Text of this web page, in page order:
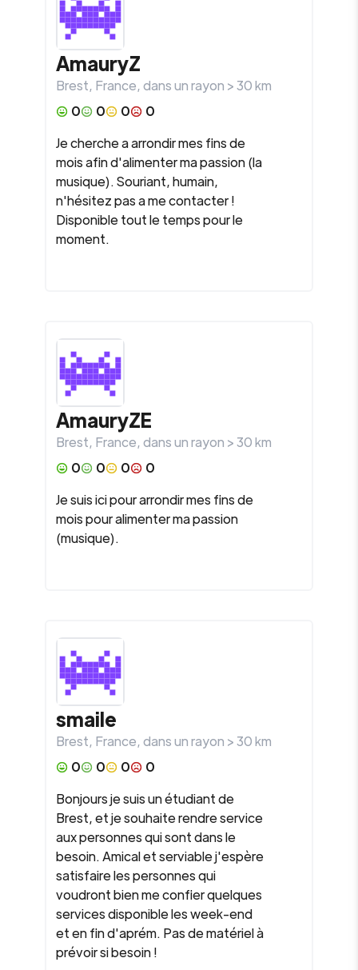
AmauryZ
Brest, France, dans un rayon >30km
0
0 0
0
Je cherche a arrondir mes fins de
mois afin d'alimenter ma passion (la
musique). Souriant, humain,
n'hésitez pas a me contacter !
Disponible tout le temps pour le
moment.
AmauryZE
Brest, France, dans un rayon >30km
0
0 0
0
Je suis ici pour arrondir mes fins de
mois pour alimenter ma passion
(musique).
smaile
Brest, France, dans un rayon >30km
0
0 0
0
Bonjours je suis un étudiant de
Brest, et je souhaite rendre service
aux personnes qui sont dans le
besoin. Amical et serviable j'espère
satisfaire les personnes qui
voudront bien me confier quelques
services disponible les week-end
et en fin d'aprém. Pas de matériel à
prévoir si besoin !